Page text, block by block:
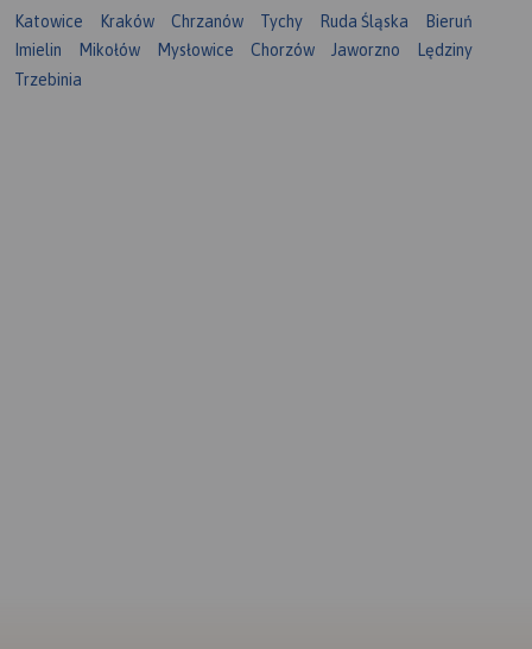
Katowice Kraków Chrzanów Tychy Ruda Śląska
Bieruń
Imielin
Mikołów Mysłowice Chorzów Jaworzno
Lędziny
Trzebinia